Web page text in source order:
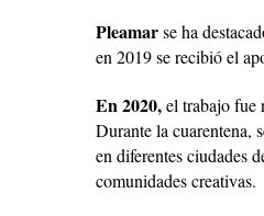
Pleamarse ha
en 2019 se recibió el
En 2020,el trabajo fue
Durante la cuarentena,
en diferentes ciudades
comunidades creativas.